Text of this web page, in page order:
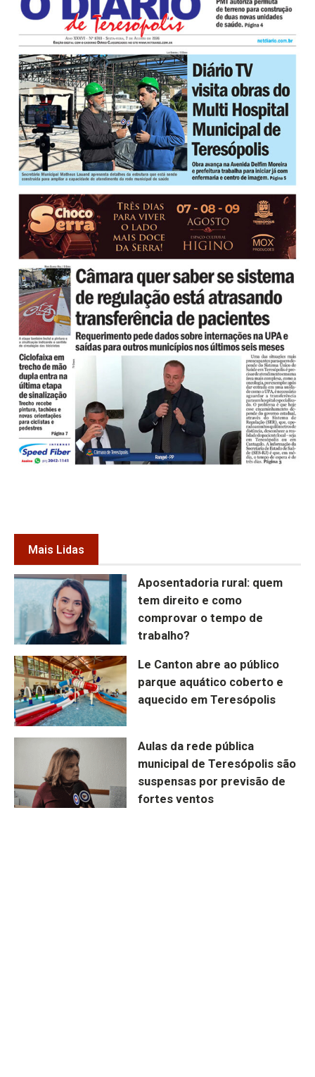
Mais Lidas
Aposentadoria rural: quem
tem direito e como
comprovar o tempo de
trabalho?
Le Canton abre ao público
parque aquático coberto e
aquecido em Teresópolis
Aulas da rede pública
municipal de Teresópolis são
suspensas por previsão de
fortes ventos